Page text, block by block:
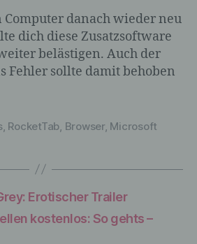
Computer danach wieder neu
dich diese Zusatzsoftware
belästigen. Auch der
Fehler sollte damit behoben
, RocketTab, Browser, Microsoft
Erotischer Trailer
kostenlos: So gehts –
ist jeder mit oder ohne Hilfe
Verfahren ausgeführte
jede solche Vorgangsreihe
mit
die Speicherung, die
Veränderung, das
durch Übermittlung,
den Abgleich oder die
die Vernichtung.